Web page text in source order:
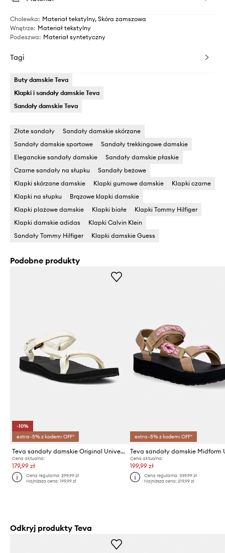
Cholewka: Materiał tekstylny, Skóra zamszowa
Wnętrze: Materiał tekstylny
Podeszwa: Materiał syntetyczny
Tagi
Buty damskie Teva
Klapki i sandały damskie Teva
Sandały damskie Teva
Złote sandały
Sandały damskie skórzane
Sandały damskie sportowe
Sandały trekkingowe damskie
Eleganckie sandały damskie
Sandały damskie płaskie
Czarne sandały na słupku
Sandały beżowe
Klapki skórzane damskie
Klapki gumowe damskie
Klapki czarne
Klapki na słupku
Brązowe klapki damskie
Klapki plażowe damskie
Klapki białe
Klapki Tommy Hilfiger
Klapki damskie adidas
Klapki Calvin Klein
Sandały Tommy Hilfiger
Klapki damskie Guess
Podobne produkty
-10%
extra -5% z kodem: OFF*
Teva sandały damskie Original Universal Slim
Cena aktualna:
179,99 zł
Cena regularna:299,99 zł
Najniższa cena:199,99 zł
extra -5% z kodem: OFF*
Cena aktualna:
199,99 zł
Cena regularna: 339,99 zł
Najniższa cena: 219,99 zł
Odkryj produkty Teva